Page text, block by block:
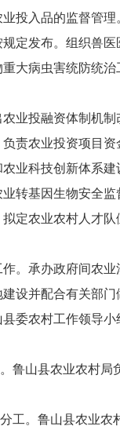
投入品的监督管
定发布。组织兽
大病虫害统防统
业投融资体制机
责农业投资项目资
业科技创新体系
转基因生物安全监
定农业农村人才
。承办政府间农
设并配合有关部门
委农村工作领导小
鲁山县农业农村
工。鲁山县农业